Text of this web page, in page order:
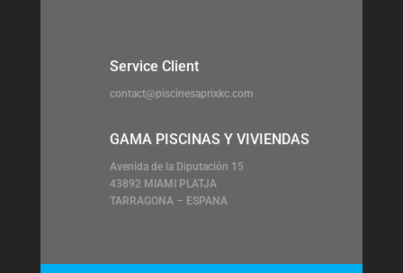
Service Client
contact@piscinesaprixkc.com
GAMA PISCINAS Y VIVIENDAS
Avenida de la Diputación 15
43892 MIAMI PLATJA
TARRAGONA – ESPANA